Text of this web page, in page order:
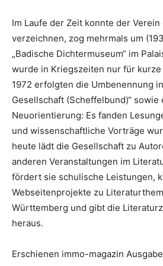
Im Laufe der Zeit konnte der
verzeichnen, zog mehrmals um
„Badische Dichtermuseum“ im
wurde in Kriegszeiten nur für
1972 erfolgten die Umbenennung
Gesellschaft (Scheffelbund)“
Neuorientierung: Es fanden
und wissenschaftliche Vorträge
heute lädt die Gesellschaft zu
anderen Veranstaltungen im
fördert sie schulische Leistungen,
Webseitenprojekte zu
Württemberg und gibt die
heraus.
Erschienen immo-magazin